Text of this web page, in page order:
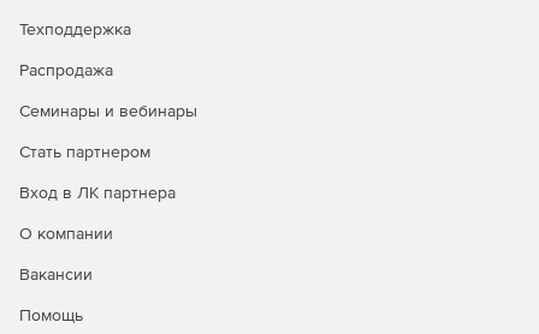
Техподдержка
Распродажа
Семинары и вебинары
Стать партнером
Вход в ЛК партнера
О компании
Вакансии
Помощь